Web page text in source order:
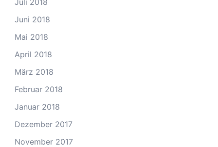
Juli 2018
Juni 2018
Mai 2018
April 2018
März 2018
Februar 2018
Januar 2018
Dezember 2017
November 2017